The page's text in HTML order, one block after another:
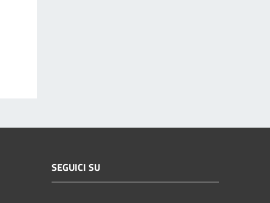
SEGUICI SU